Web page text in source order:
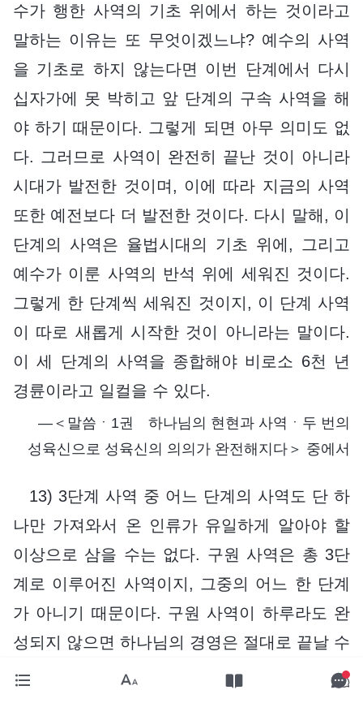
수가 행한 사역의 기초 위에서 하는 것이라고
말하는 이유는 또 무엇이겠느냐? 예수의 사역
을 기초로 하지 않는다면 이번 단계에서 다시
십자가에 못 박히고 앞 단계의 구속 사역을 해
야 하기 때문이다. 그렇게 되면 아무 의미도 없
다. 그러므로 사역이 완전히 끝난 것이 아니라
시대가 발전한 것이며, 이에 따라 지금의 사역
또한 예전보다 더 발전한 것이다. 다시 말해, 이
단계의 사역은 율법시대의 기초 위에, 그리고
예수가 이룬 사역의 반석 위에 세워진 것이다.
그렇게 한 단계씩 세워진 것이지, 이 단계 사역
이 따로 새롭게 시작한 것이 아니라는 말이다.
이 세 단계의 사역을 종합해야 비로소 6천 년
경륜이라고 일컬을 수 있다.
―＜말씀ㆍ1권 하나님의 현현과 사역ㆍ두 번의
성육신으로 성육신의 의의가 완전해지다＞ 중에서
13) 3단계 사역 중 어느 단계의 사역도 단 하
나만 가져와서 온 인류가 유일하게 알아야 할
이상으로 삼을 수는 없다. 구원 사역은 총 3단
계로 이루어진 사역이지, 그중의 어느 한 단계
가 아니기 때문이다. 구원 사역이 하루라도 완
성되지 않으면 하나님의 경영은 절대로 끝날 수
없다. 하나님의 어떠함과 성품, 지혜는 모든 구